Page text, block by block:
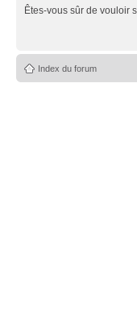
Êtes-vous sûr de vouloir
Index du forum